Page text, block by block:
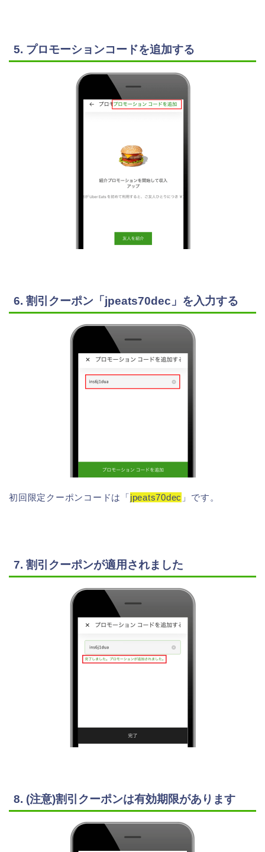
5. プロモーションコードを追加する
6. 割引クーポン「jpeats70dec」を入力する
初回限定クーポンコードは「jpeats70dec 」です。
7. 割引クーポンが適用されました
8. (注意)割引クーポンは有効期限があります